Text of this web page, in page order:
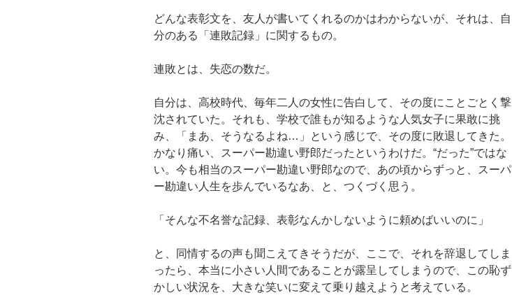
どんな表彰文を、友人が書いてくれるのかはわからないが、それは、自
分のある「連敗記録」に関するもの。
連敗とは、失恋の数だ。
自分は、高校時代、毎年二人の女性に告白して、その度にことごとく撃
沈されていた。それも、学校で誰もが知るような人気女子に果敢に挑
み、「まあ、そうなるよね…」という感じで、その度に敗退してきた。
かなり痛い、スーパー勘違い野郎だったというわけだ。“だった”ではな
い。今も相当のスーパー勘違い野郎なので、あの頃からずっと、スーパ
ー勘違い人生を歩んでいるなあ、と、つくづく思う。
「そんな不名誉な記録、表彰なんかしないように頼めばいいのに」
と、同情するの声も聞こえてきそうだが、ここで、それを辞退してしま
ったら、本当に小さい人間であることが露呈してしまうので、この恥ず
かしい状況を、大きな笑いに変えて乗り越えようと考えている。